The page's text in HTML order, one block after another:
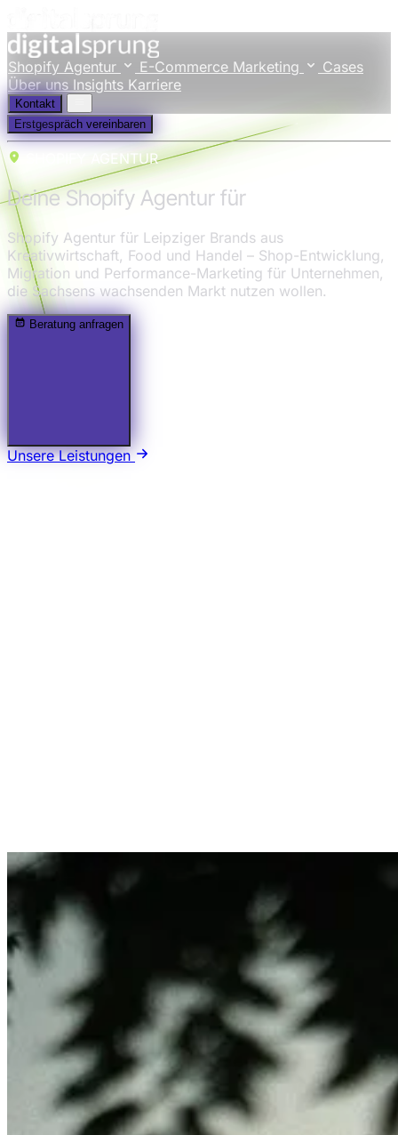
Shopify Agentur E-Commerce Marketing
Cases
Über uns Insights Karriere
Kontakt
Erstgespräch vereinbaren
SHOPIFY AGENTUR
Deine Shopify Agentur für
Shopify Agentur für Leipziger Brands aus
Kreativwirtschaft, Food und Handel – Shop-Entwicklung,
Migration und Performance-Marketing für Unternehmen,
die Sachsens wachsenden Markt nutzen wollen.
Beratung anfragen
Unsere Leistungen